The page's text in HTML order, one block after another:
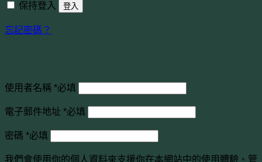
保持登入 登入
忘記密碼？
使用者名稱 *必填
電子郵件地址 *必填
密碼 *必填
我們會使用你的個人資料來支援你在本網站中的使用體驗、管